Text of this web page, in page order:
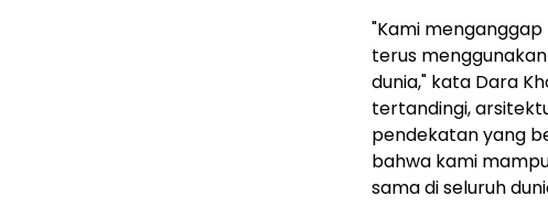
"Kami
terus
dunia," kata Dara
tertandingi,
pendekatan yang
bahwa kami
sama di seluruh